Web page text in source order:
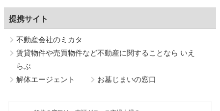
提携サイト
不動産会社のミカタ
賃貸物件や売買物件など不動産に関することなら いえ
らぶ
解体エージェント
お墓じまいの窓口